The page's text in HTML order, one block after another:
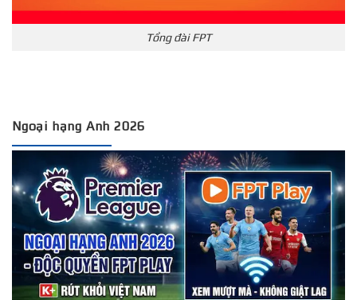
Tổng đài FPT
Ngoại hạng Anh 2026